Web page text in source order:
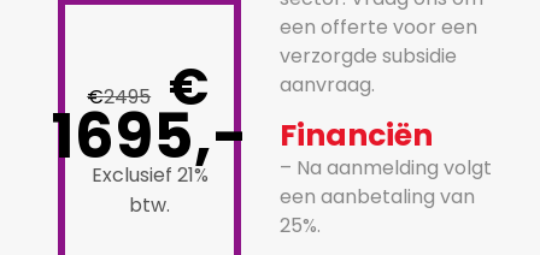
€2495 €
1695,-
Exclusief 21%
btw.
een offerte voor een
verzorgde subsidie
aanvraag.
Financiën
– Na aanmelding volgt
een aanbetaling van
25%.